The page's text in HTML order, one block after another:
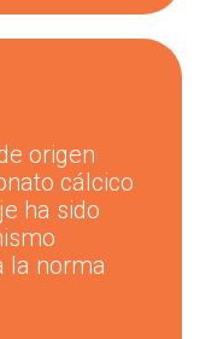
origen
cálcico
ha sido
la norma